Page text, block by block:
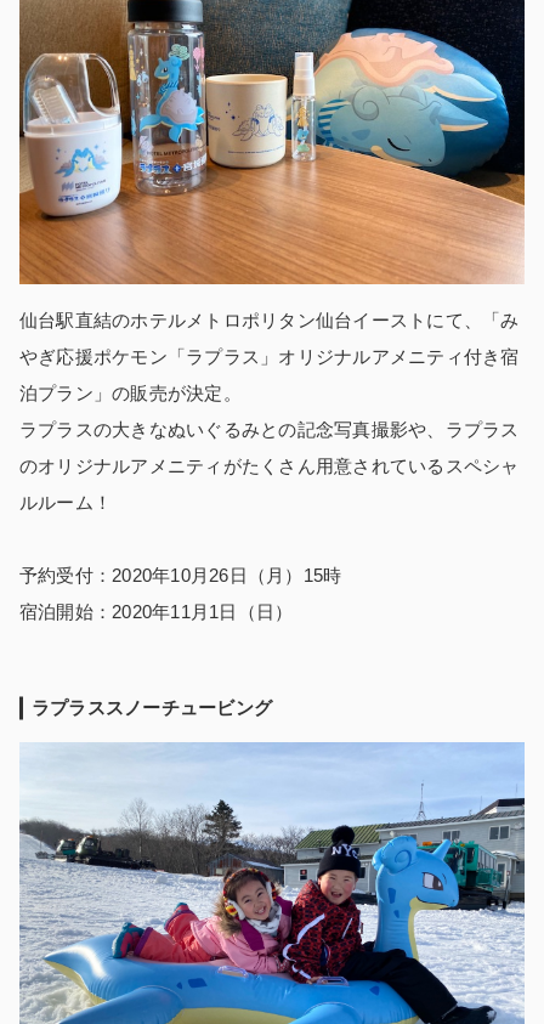
仙台駅直結のホテルメトロポリタン仙台イーストにて、「み
やぎ応援ポケモン「ラプラス」オリジナルアメニティ付き宿
泊プラン」の販売が決定。
ラプラスの大きなぬいぐるみとの記念写真撮影や、ラプラス
のオリジナルアメニティがたくさん用意されているスペシャ
ルルーム！
予約受付：2020年10月26日（月）15時
宿泊開始：2020年11月1日（日）
ラプラススノーチュービング